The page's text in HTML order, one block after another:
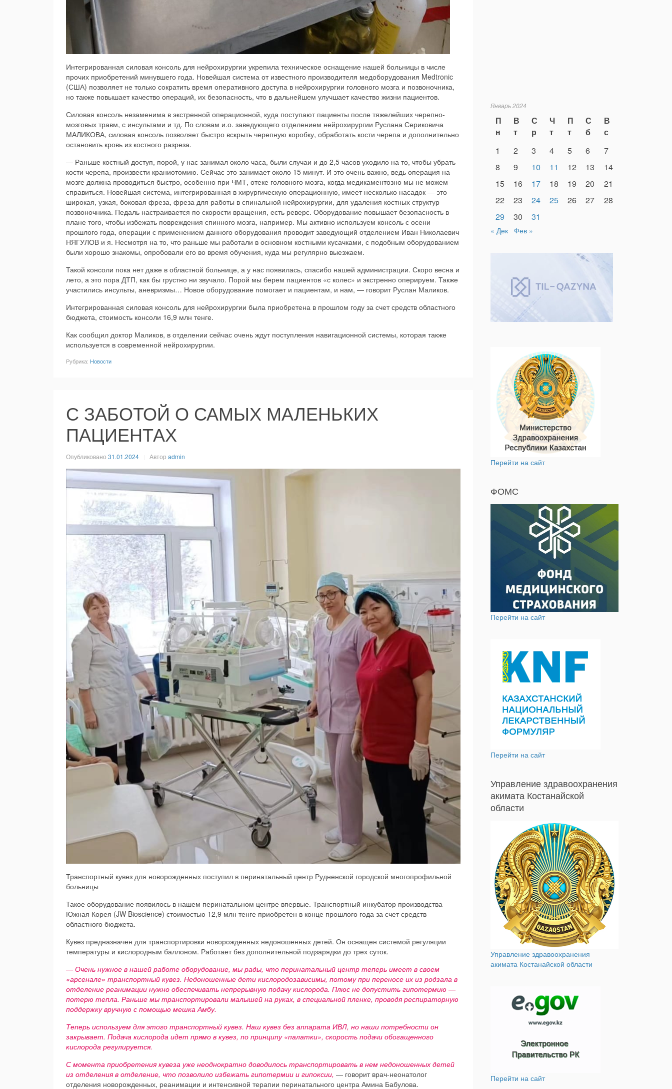
Интегрированная силовая консоль для нейрохирургии укрепила техническое оснащение нашей больницы в числе
прочих приобретений минувшего года. Новейшая система от известного производителя медоборудования Medtronic
(США) позволяет не только сократить время оперативного доступа в нейрохирургии головного мозга и позвоночника,
но также повышает качество операций, их безопасность, что в дальнейшем улучшает качество жизни пациентов.
Силовая консоль незаменима в экстренной операционной, куда поступают пациенты после тяжелейших черепно-
мозговых травм, с инсультами и тд. По словам и.о. заведующего отделением нейрохирургии Руслана Сериковича
МАЛИКОВА, силовая консоль позволяет быстро вскрыть черепную коробку, обработать кости черепа и дополнительно
остановить кровь из костного разреза.
— Раньше костный доступ, порой, у нас занимал около часа, были случаи и до 2,5 часов уходило на то, чтобы убрать
кости черепа, произвести краниотомию. Сейчас это занимает около 15 минут. И это очень важно, ведь операция на
мозге должна проводиться быстро, особенно при ЧМТ, отеке головного мозга, когда медикаментозно мы не можем
справиться. Новейшая система, интегрированная в хирургическую операционную, имеет несколько насадок — это
широкая, узкая, боковая фреза, фреза для работы в спинальной нейрохирургии, для удаления костных структур
позвоночника. Педаль настраивается по скорости вращения, есть реверс. Оборудование повышает безопасность в
плане того, чтобы избежать повреждения спинного мозга, например. Мы активно используем консоль с осени
прошлого года, операции с применением данного оборудования проводит заведующий отделением Иван Николаевич
НЯГУЛОВ и я. Несмотря на то, что раньше мы работали в основном костными кусачками, с подобным оборудованием
были хорошо знакомы, опробовали его во время обучения, куда мы регулярно выезжаем.
Такой консоли пока нет даже в областной больнице, а у нас появилась, спасибо нашей администрации. Скоро весна и
лето, а это пора ДТП, как бы грустно ни звучало. Порой мы берем пациентов «с колес» и экстренно оперируем. Также
участились инсульты, аневризмы… Новое оборудование помогает и пациентам, и нам, — говорит Руслан Маликов.
Интегрированная силовая консоль для нейрохирургии была приобретена в прошлом году за счет средств областного
бюджета, стоимость консоли 16,9 млн тенге.
Как сообщил доктор Маликов, в отделении сейчас очень ждут поступления навигационной системы, которая также
используется в современной нейрохирургии.
Рубрика: Новости
С ЗАБОТОЙ О САМЫХ МАЛЕНЬКИХ
ПАЦИЕНТАХ
Опубликовано 31.01.2024 Автор admin
Транспортный кувез для новорожденных поступил в перинатальный центр Рудненской городской многопрофильной
больницы
Такое оборудование появилось в нашем перинатальном центре впервые. Транспортный инкубатор производства
Южная Корея (JW Bioscience) стоимостью 12,9 млн тенге приобретен в конце прошлого года за счет средств
областного бюджета.
Кувез предназначен для транспортировки новорожденных недоношенных детей. Он оснащен системой регуляции
температуры и кислородным баллоном. Работает без дополнительной подзарядки до трех суток.
— Очень нужное в нашей работе оборудование, мы рады, что перинатальный центр теперь имеет в своем
«арсенале» транспортный кувез. Недоношенные дети кислородозависимы, потому при переносе их из родзала в
отделение реанимации нужно обеспечивать непрерывную подачу кислорода. Плюс не допустить гипотермию —
потерю тепла. Раньше мы транспортировали малышей на руках, в специальной пленке, проводя респираторную
поддержку вручную с помощью мешка Амбу.
Теперь используем для этого транспортный кувез. Наш кувез без аппарата ИВЛ, но наши потребности он
закрывает. Подача кислорода идет прямо в кувез, по принципу «палатки», скорость подачи обогащенного
кислорода регулируется.
С момента приобретения кувеза уже неоднократно доводилось транспортировать в нем недоношенных детей
из отделения в отделение, что позволило избежать гипотермии и гипоксии, — говорит врач-неонатолог
отделения новорожденных, реанимации и интенсивной терапии перинатального центра Амина Бабулова.
Январь 2024
П
н
В
т
С
р
Ч
т
П
т
С
б
В
с
1
2 3 4 5 6
7
8
9 10 11 12 13
14
15
16 17 18 19 20
21
22
23 24 25 26 27
28
29
30 31
« Дек Фев »
Перейти на сайт
ФОМС
Перейти на сайт
Перейти на сайт
Управление здравоохранения
акимата Костанайской
области
Управление здравоохранения
акимата Костанайской области
Перейти на сайт